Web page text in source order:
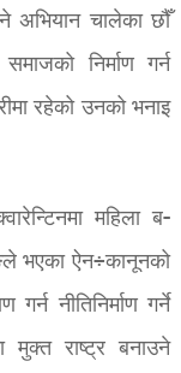
अभियान चालेका छौँ
निर्माण गर्न
रहेको उनको भनाइ
महिला ब-
भएका ऐन÷कानूनको
नीतिनिर्माण गर्ने
मुक्त राष्ट्र बनाउने